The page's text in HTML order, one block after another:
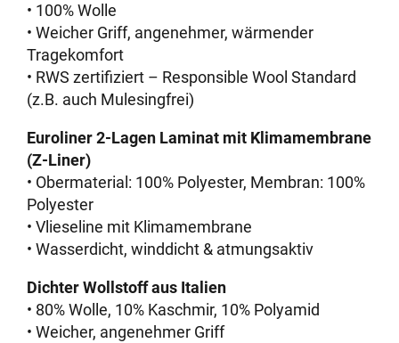
• 100% Wolle
• Weicher Griff, angenehmer, wärmender
Tragekomfort
• RWS zertifiziert – Responsible Wool Standard
(z.B. auch Mulesingfrei)
Euroliner 2-Lagen Laminat mit Klimamembrane
(Z-Liner)
• Obermaterial: 100% Polyester, Membran: 100%
Polyester
• Vlieseline mit Klimamembrane
• Wasserdicht, winddicht & atmungsaktiv
Dichter Wollstoff aus Italien
• 80% Wolle, 10% Kaschmir, 10% Polyamid
• Weicher, angenehmer Griff